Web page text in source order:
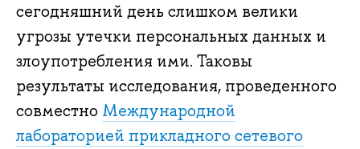
сегодняшний день слишком велики
угрозы утечки персональных данных и
злоупотребления ими. Таковы
результаты исследования, проведенного
совместно Международной
лабораторией прикладного сетевого